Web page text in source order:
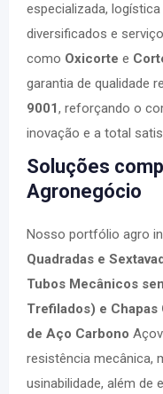
especializada,
diversificados e
como Oxicorte e
garantia de qualidade
9001, reforçando o
inovação e a total
Soluções
Agronegócio
Nosso portfólio agro
Quadradas e
Tubos Mecânicos
Trefilados) e Chapas
de Aço Carbono
resistência mecânica,
usinabilidade, além de